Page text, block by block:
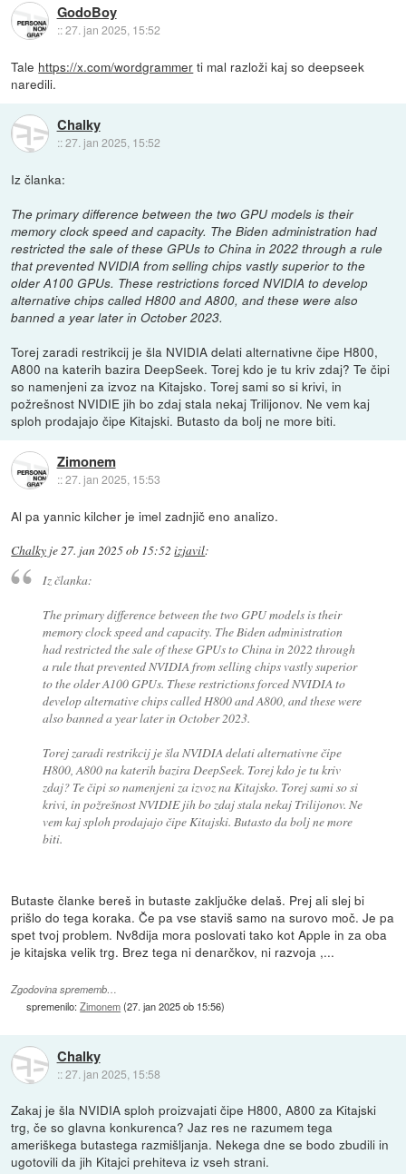
GodoBoy
::27. jan 2025, 15:52
Tale https://x.com/wordgrammer ti mal razloži kaj so deepseek
naredili.
Chalky
::27. jan 2025, 15:52
Iz članka:
The primary difference between the two GPU models is their
memory clock speed and capacity. The Biden administration had
restricted the sale of these GPUs to China in 2022 through a rule
that prevented NVIDIA from selling chips vastly superior to the
older A100 GPUs. These restrictions forced NVIDIA to develop
alternative chips called H800 and A800, and these were also
banned a year later in October 2023.
Torej zaradi restrikcij je šla NVIDIA delati alternativne čipe H800,
A800 na katerih bazira DeepSeek. Torej kdo je tu kriv zdaj? Te čipi
so namenjeni za izvoz na Kitajsko. Torej sami so si krivi, in
požrešnost NVIDIE jih bo zdaj stala nekaj Trilijonov. Ne vem kaj
sploh prodajajo čipe Kitajski. Butasto da bolj ne more biti.
Zimonem
::27. jan 2025, 15:53
Al pa yannic kilcher je imel zadnjič eno analizo.
Chalky je27. jan 2025 ob 15:52 izjavil:
Iz članka:
The primary difference between the two GPU models is their
memory clock speed and capacity. The Biden administration
had restricted the sale of these GPUs to China in 2022 through
a rule that prevented NVIDIA from selling chips vastly superior
to the older A100 GPUs. These restrictions forced NVIDIA to
develop alternative chips called H800 and A800, and these were
also banned a year later in October 2023.
Torej zaradi restrikcij je šla NVIDIA delati alternativne čipe
H800, A800 na katerih bazira DeepSeek. Torej kdo je tu kriv
zdaj? Te čipi so namenjeni za izvoz na Kitajsko. Torej sami so si
krivi, in požrešnost NVIDIE jih bo zdaj stala nekaj Trilijonov. Ne
vem kaj sploh prodajajo čipe Kitajski. Butasto da bolj ne more
biti.
Butaste članke bereš in butaste zaključke delaš. Prej ali slej bi
prišlo do tega koraka. Če pa vse staviš samo na surovo moč. Je pa
spet tvoj problem. Nv8dija mora poslovati tako kot Apple in za oba
je kitajska velik trg. Brez tega ni denarčkov, ni razvoja ,...
Zgodovina sprememb…
spremenilo:Zimonem(27. jan 2025 ob 15:56)
Chalky
::27. jan 2025, 15:58
Zakaj je šla NVIDIA sploh proizvajati čipe H800, A800 za Kitajski
trg, če so glavna konkurenca? Jaz res ne razumem tega
ameriškega butastega razmišljanja. Nekega dne se bodo zbudili in
ugotovili da jih Kitajci prehiteva iz vseh strani.